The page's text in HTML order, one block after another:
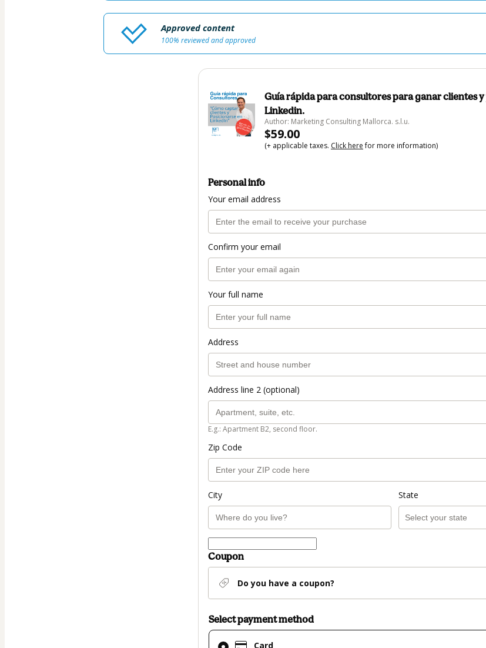
Approved content
100% reviewed and approved
Guía rápida para consultores para ganar clientes
Linkedin.
Author: Marketing Consulting Mallorca. s.l.u.
$59.00
(+ applicable taxes. Click herefor more information)
Personal info
Your email address
Confirm your email
Your full name
Address
Address line 2 (optional)
E.g.: Apartment B2, second floor.
Zip Code
City State
Coupon
Do you have a coupon?
Select payment method
Card
Card